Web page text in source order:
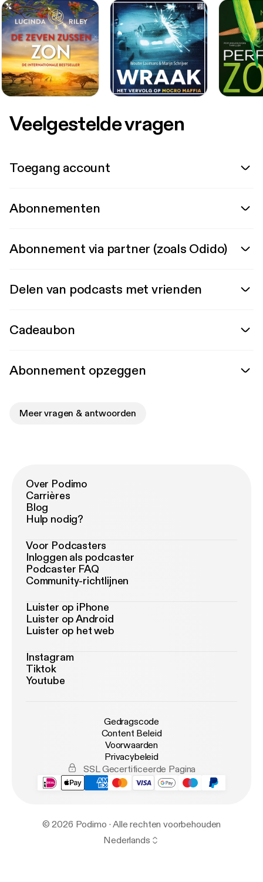
Veelgestelde vragen
Toegang account
Abonnementen
Abonnement via partner (zoals Odido)
Delen van podcasts met vrienden
Cadeaubon
Abonnement opzeggen
Meer vragen & antwoorden
Over Podimo
Carrières
Blog
Hulp nodig?
Voor Podcasters
Inloggen als podcaster
Podcaster FAQ
Community-richtlijnen
Luister op iPhone
Luister op Android
Luister op het web
Instagram
Tiktok
Youtube
Gedragscode
Content Beleid
Voorwaarden
Privacybeleid
SSL Gecertificeerde Pagina
© 2026 Podimo · Alle rechten voorbehouden
Nederlands